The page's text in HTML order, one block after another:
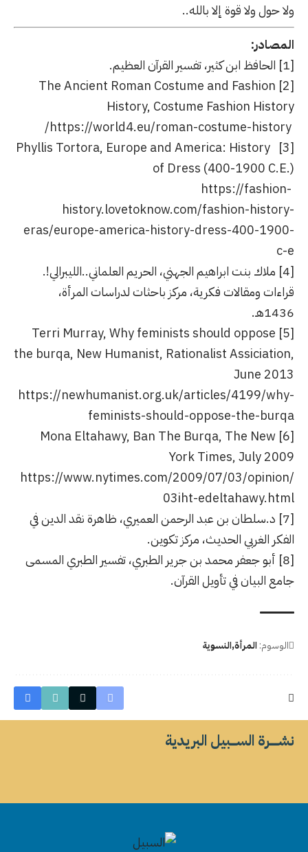
ولا حول ولا قوة إلا بالله..
المصادر:
[1] الحافظ ابن كثير، تفسير القرآن العظيم.
[2] The Ancient Roman Costume and Fashion
History, Costume Fashion History
https://world4.eu/roman-costume-history/
[3] Phyllis Tortora, Europe and America: History
of Dress (400-1900 C.E.)
https://fashion-
history.lovetoknow.com/fashion-history-
eras/europe-america-history-dress-400-1900-
c-e
[4] ملاك بنت ابراهيم الجهني، الحريم العلماني..الليبرالي!.
قراءات ومقالات فكرية، مركز باحثات لدراسات المرأة،
1436هـ.
[5] Terri Murray, Why feminists should oppose
the burqa, New Humanist, Rationalist Assiciation,
June 2013
https://newhumanist.org.uk/articles/4199/why-
feminists-should-oppose-the-burqa
[6] Mona Eltahawy, Ban The Burqa, The New
York Times, July 2009
https://www.nytimes.com/2009/07/03/opinion/
03iht-edeltahawy.html
[7] د.سلطان بن عبد الرحمن العميري، ظاهرة نقد الدين في
الفكر الغربي الحديث، مركز تكوين.
[8] أبو جعفر محمد بن جرير الطبري، تفسير الطبري المسمى
جامع البيان في تأويل القرآن.
الوسوم:المرأةالنسوية
نشــــــرة الســــبيل البريدية